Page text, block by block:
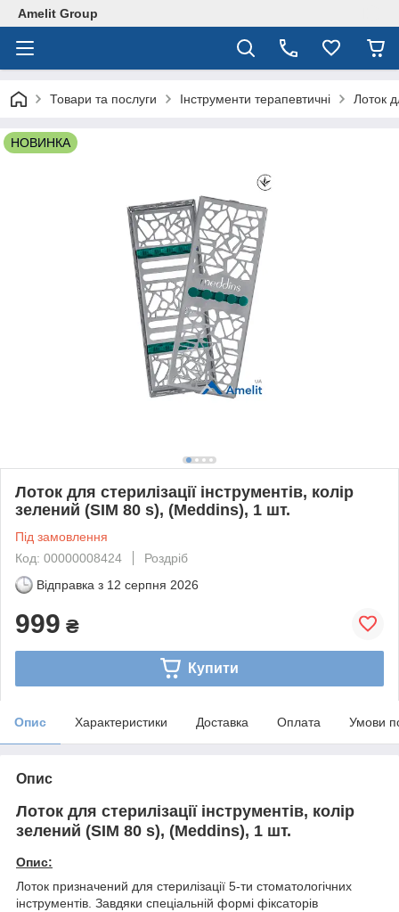
Amelit Group
Товари та послуги Інструменти терапевтичні Лоток
НОВИНКА
Лоток для стерилізації інструментів, колір
зелений (SIM 80 s), (Meddins), 1 шт.
Під замовлення
Код: 00000008424
Роздріб
Відправка з 12 серпня 2026
999 ₴
Купити
Опис Характеристики Доставка Оплата Умови
Опис
Лоток для стерилізації інструментів, колір
зелений (SIM 80 s), (Meddins), 1 шт.
Опис:
Лоток призначений для стерилізації 5-ти стоматологічних
інструментів. Завдяки спеціальній формі фіксаторів